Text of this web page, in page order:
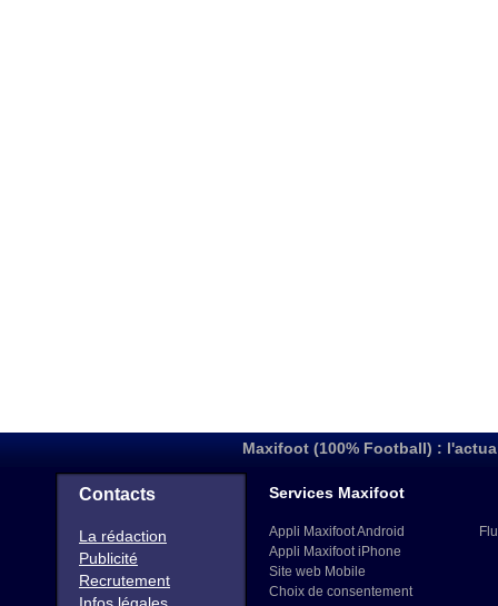
Maxifoot (100% Football) :
Contacts
La rédaction
Publicité
Recrutement
Services Maxifoot
Appli Maxifoot Android
Appli Maxifoot iPhone
Site web Mobile
Choix de consentement